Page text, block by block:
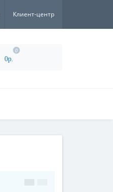
Клиент-центр
0р.
0